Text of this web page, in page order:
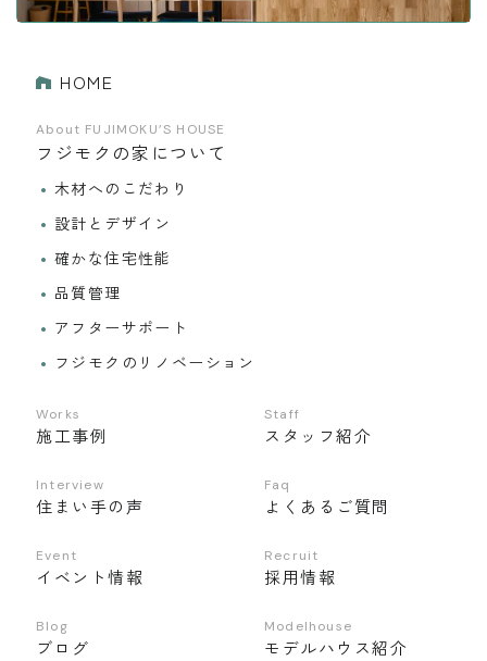
HOME
About FUJIMOKU’S HOUSE
フジモクの家について
木材へのこだわり
設計とデザイン
確かな住宅性能
品質管理
アフターサポート
フジモクのリノベーション
Works
施工事例
Interview
住まい手の声
Event
イベント情報
Blog
ブログ
Staff
スタッフ紹介
Faq
よくあるご質問
Recruit
採用情報
Modelhouse
モデルハウス紹介